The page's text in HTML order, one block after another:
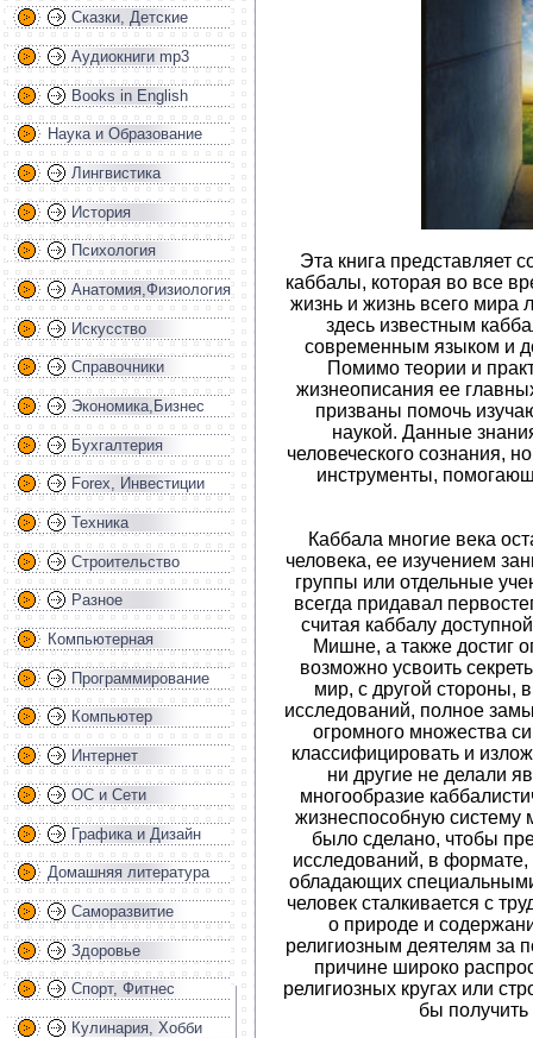
Сказки, Детские
Аудиокниги mp3
Books in English
Наука и Образование
Лингвистика
История
Психология
Анатомия,Физиология
Искусство
Справочники
Экономика,Бизнес
Бухгалтерия
Forex, Инвестиции
Техника
Строительство
Разное
Компьютерная
Программирование
Компьютер
Интернет
ОС и Сети
Графика и Дизайн
Домашняя литература
Саморазвитие
Здоровье
Спорт, Фитнес
Кулинария, Хобби
Эта книга представляет
каббалы, которая во все
жизнь и жизнь всего
здесь известным
современным языком и
Помимо теории и
жизнеописания ее
призваны помочь
наукой. Данные
человеческого сознания,
инструменты,
Каббала многие века
человека, ее изучением
группы или отдельные
всегда придавал
считая каббалу
Мишне, а также достиг
возможно усвоить
мир, с другой стороны,
исследований, полное
огромного множества
классифицировать и
ни другие не делали
многообразие
жизнеспособную систему
было сделано, чтобы
исследований, в
обладающих
человек сталкивается с
о природе и
религиозным деятелям за
причине широко
религиозных кругах или
бы